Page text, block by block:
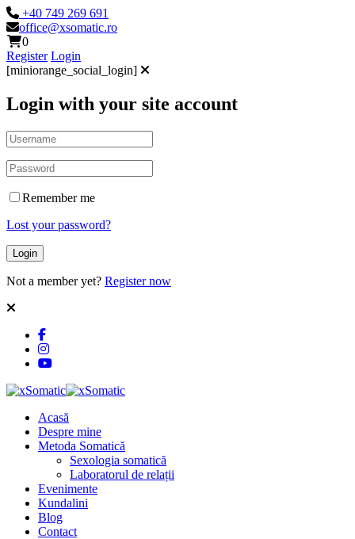
+40 749 269 691
office@xsomatic.ro
0
Register Login
[miniorange_social_login]
Login with your site account
Remember me
Lost your password?
Not a member yet? Register now
Acasă
Despre mine
Metoda Somatică
Sexologia somatică
Laboratorul de relații
Evenimente
Kundalini
Blog
Contact